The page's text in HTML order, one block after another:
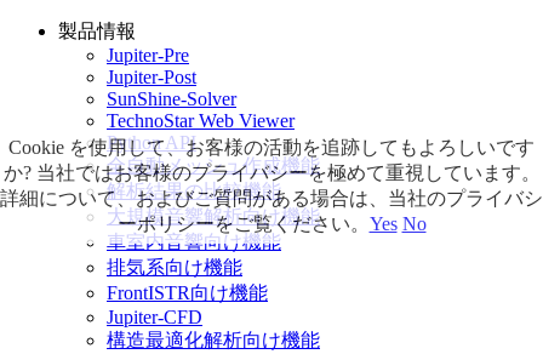
製品情報
Jupiter-Pre
Jupiter-Post
SunShine-Solver
TechnoStar Web Viewer
Python API
全自動メッシュ作成機能
解析結果の比較機能
大規模音響解析向け機能
車室内音響向け機能
排気系向け機能
FrontISTR向け機能
Jupiter-CFD
構造最適化解析向け機能
Cookie を使用して、お客様の活動を追跡してもよろしいです
か? 当社ではお客様のプライバシーを極めて重視しています。
詳細について、およびご質問がある場合は、当社のプライバシ
ーポリシーをご覧ください。 Yes No